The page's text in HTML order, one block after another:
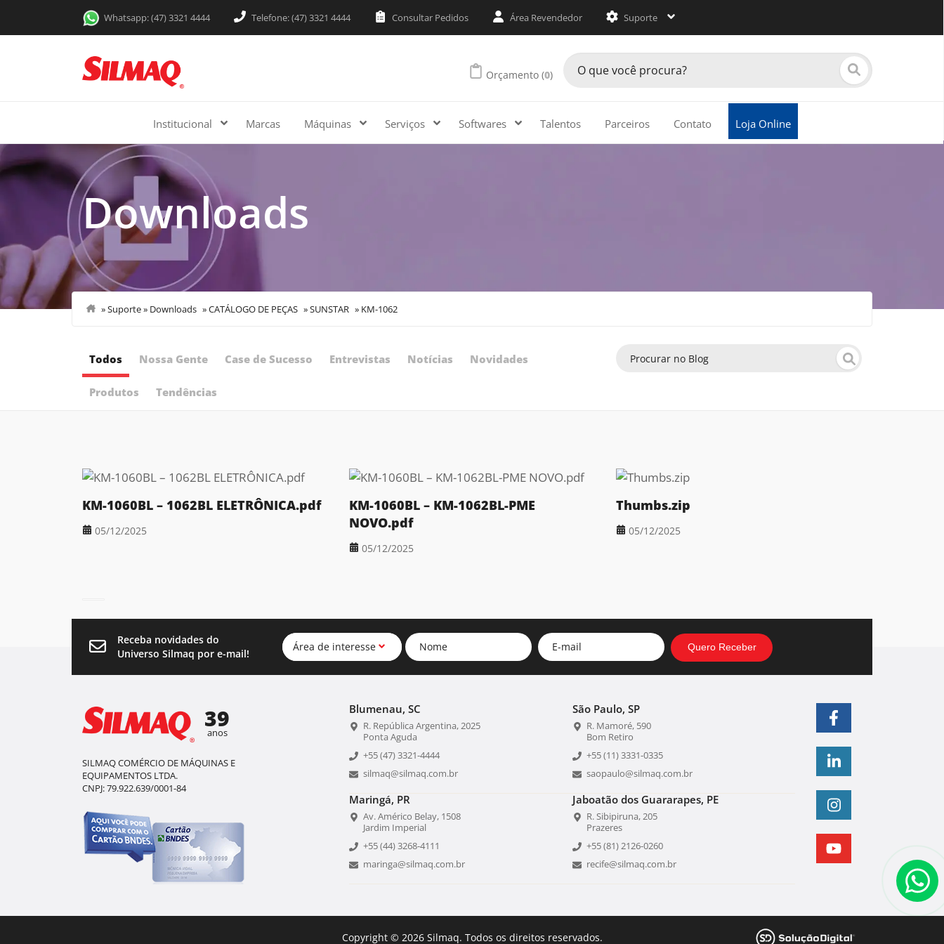
Whatsapp: (47) 3321 4444 Telefone: (47) 3321 4444 Consultar Pedidos Área Revendedor Suporte
Orçamento (0)
Institucional Marcas Máquinas Serviços Softwares Talentos Parceiros Contato Loja Online
Downloads
»Suporte» Downloads »CATÁLOGO DE PEÇAS »SUNSTAR » KM-1062
Todos Nossa Gente Case de Sucesso Entrevistas Notícias Novidades
Produtos Tendências
KM-1060BL – 1062BL ELETRÔNICA.pdf
05/12/2025
KM-1060BL – KM-1062BL-PME
NOVO.pdf
05/12/2025
Thumbs.zip
05/12/2025
Receba novidades do
Universo Silmaq por e-mail!
Área de interesse
39
anos
SILMAQ COMÉRCIO DE MÁQUINAS E
EQUIPAMENTOS LTDA.
CNPJ: 79.922.639/0001-84
Blumenau, SC
R. República Argentina, 2025
Ponta Aguda
+55 (47) 3321-4444
silmaq@silmaq.com.br
São Paulo, SP
R. Mamoré, 590
Bom Retiro
+55 (11) 3331-0335
saopaulo@silmaq.com.br
Maringá, PR
Av. Américo Belay, 1508
Jardim Imperial
+55 (44) 3268-4111
maringa@silmaq.com.br
Jaboatão dos Guararapes, PE
R. Sibipiruna, 205
Prazeres
+55 (81) 2126-0260
recife@silmaq.com.br
Copyright © 2026 Silmaq. Todos os direitos reservados.